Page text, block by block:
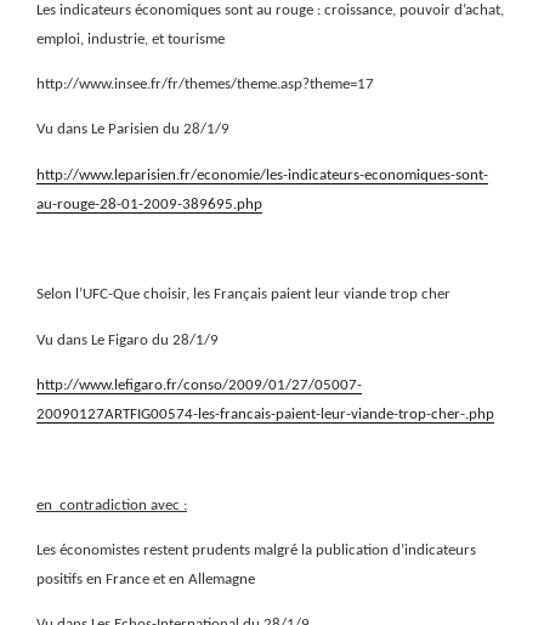
Les indicateurs économiques sont au rouge : croissance, pouvoir d’achat,
emploi, industrie, et tourisme
http://www.insee.fr/fr/themes/theme.asp?theme=17
Vu dans Le Parisien du 28/1/9
http://www.leparisien.fr/economie/les-indicateurs-economiques-sont-
au-rouge-28-01-2009-389695.php
Selon l’UFC-Que choisir, les Français paient leur viande trop cher
Vu dans Le Figaro du 28/1/9
http://www.lefigaro.fr/conso/2009/01/27/05007-
20090127ARTFIG00574-les-francais-paient-leur-viande-trop-cher-.php
en contradiction avec :
Les économistes restent prudents malgré la publication d’indicateurs
positifs en France et en Allemagne